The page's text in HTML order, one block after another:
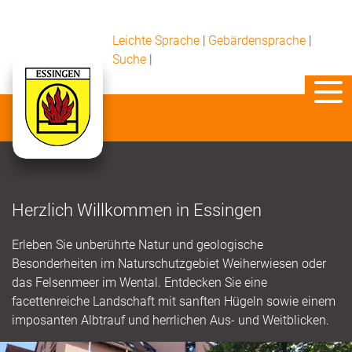
Leichte Sprache | Gebärdensprache |
Suche |
Herzlich Willkommen in Essingen
Erleben Sie unberührte Natur und geologische
Besonderheiten im Naturschutzgebiet Weiherwiesen oder
das Felsenmeer im Wental. Entdecken Sie eine
facettenreiche Landschaft mit sanften Hügeln sowie einem
imposanten Albtrauf und herrlichen Aus- und Weitblicken.